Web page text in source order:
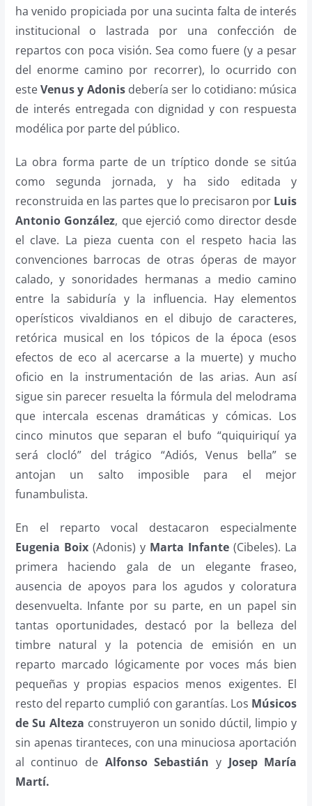
ha venido propiciada por una sucinta falta de interés
institucional o lastrada por una confección de
repartos con poca visión. Sea como fuere (y a pesar
del enorme camino por recorrer), lo ocurrido con
esteVenus y Adonis debería ser lo cotidiano: música
de interés entregada con dignidad y con respuesta
modélica por parte del público.
La obra forma parte de un tríptico donde se sitúa
como segunda jornada, y ha sido editada y
reconstruida en las partes que lo precisaron por Luis
Antonio González, que ejerció como director desde
el clave. La pieza cuenta con el respeto hacia las
convenciones barrocas de otras óperas de mayor
calado, y sonoridades hermanas a medio camino
entre la sabiduría y la influencia. Hay elementos
operísticos vivaldianos en el dibujo de caracteres,
retórica musical en los tópicos de la época (esos
efectos de eco al acercarse a la muerte) y mucho
oficio en la instrumentación de las arias. Aun así
sigue sin parecer resuelta la fórmula del melodrama
que intercala escenas dramáticas y cómicas. Los
cinco minutos que separan el bufo “quiquiriquí ya
será clocló” del trágico “Adiós, Venus bella” se
antojan un salto imposible para el mejor
funambulista.
En el reparto vocal destacaron especialmente
Eugenia Boix(Adonis) y Marta Infante (Cibeles). La
primera haciendo gala de un elegante fraseo,
ausencia de apoyos para los agudos y coloratura
desenvuelta. Infante por su parte, en un papel sin
tantas oportunidades, destacó por la belleza del
timbre natural y la potencia de emisión en un
reparto marcado lógicamente por voces más bien
pequeñas y propias espacios menos exigentes. El
resto del reparto cumplió con garantías. Los Músicos
de Su Alteza construyeron un sonido dúctil, limpio y
sin apenas tiranteces, con una minuciosa aportación
al continuo de Alfonso Sebastián y Josep María
Martí.